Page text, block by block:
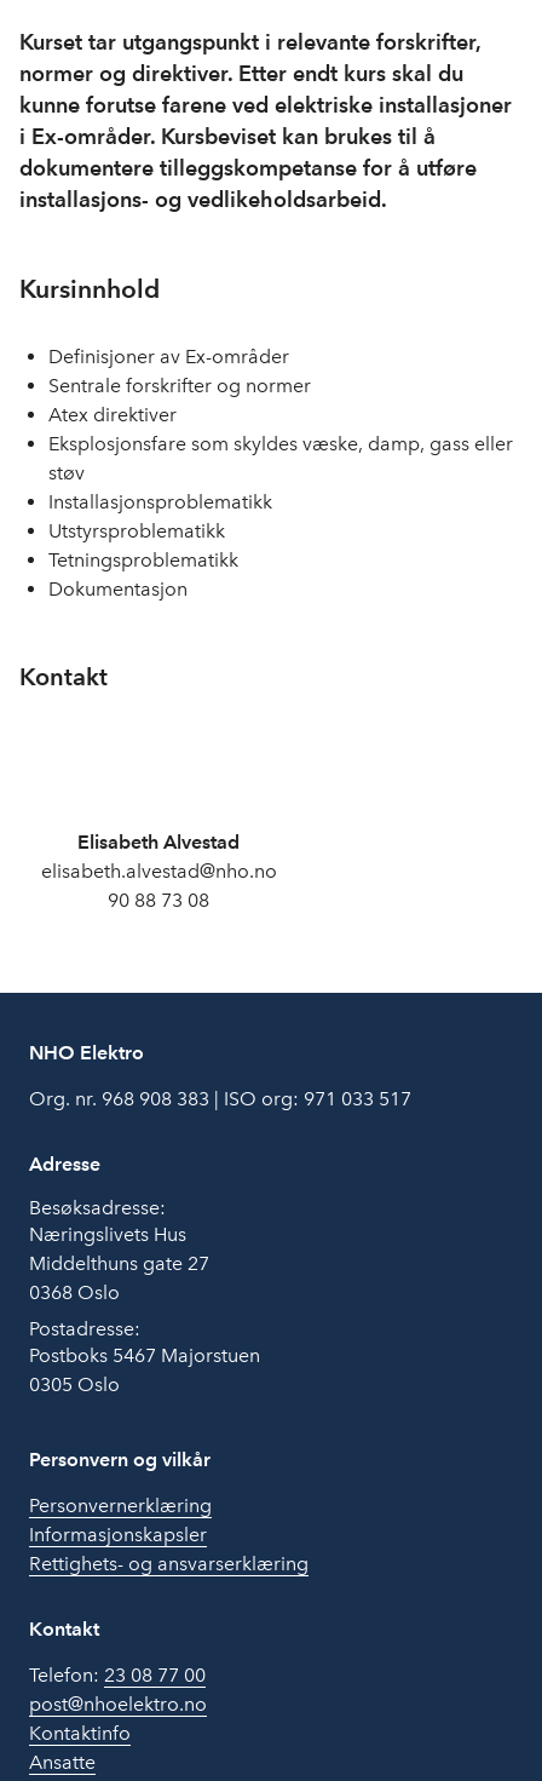
Kurset tar utgangspunkt i relevante forskrifter,
normer og direktiver. Etter endt kurs skal du
kunne forutse farene ved elektriske installasjoner
i Ex-områder. Kursbeviset kan brukes til å
dokumentere tilleggskompetanse for å utføre
installasjons- og vedlikeholdsarbeid.
Kursinnhold
Definisjoner av Ex-områder
Sentrale forskrifter og normer
Atex direktiver
Eksplosjonsfare som skyldes væske, damp, gass eller
støv
Installasjonsproblematikk
Utstyrsproblematikk
Tetningsproblematikk
Dokumentasjon
Kontakt
Elisabeth Alvestad
elisabeth.alvestad@nho.no
90 88 73 08
NHO Elektro
Org. nr. 968 908 383 | ISO org: 971 033 517
Adresse
Besøksadresse:
Næringslivets Hus
Middelthuns gate 27
0368 Oslo
Postadresse:
Postboks 5467 Majorstuen
0305 Oslo
Personvern og vilkår
Personvernerklæring
Informasjonskapsler
Rettighets- og ansvarserklæring
Kontakt
Telefon: 23 08 77 00
post@nhoelektro.no
Kontaktinfo
Ansatte